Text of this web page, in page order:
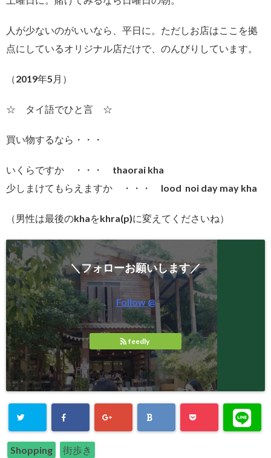
人が少ないのがいいなら、平日に。ただしお店はここを拠
点にしているオリジナル店だけで、のんびりしています。
（2019年5月）
☆ タイ語でひと言 ☆
買い物するなら・・・
いくらですか ・・・ thaorai kha
少しまけてもらえますか ・・・ lood noi day may kha
（男性は最後のkhaをkhra(p)に変えてくださいね）
＼フォローお願いします／
Follow @
feedly
Shopping 街歩き